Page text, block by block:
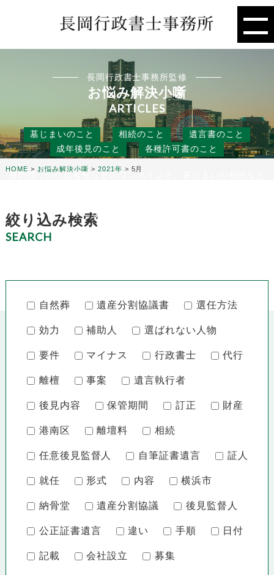
長岡行政書士事務所監修
お悩み解決小噺
ARTICLES
墓じまいのこと 相続のこと
遺言書のこと
成年後見のこと
各種許可書のこと
身の回りの行政書類などのワンポイント、墓じまいや相続など
ネになる小噺をお届けします。
HOME > お悩み解決小噺 > 2021年 > 5月
絞り込み検索
SEARCH
自然葬 遺産分割協議書 選任方法
効力 補助人 選ばれない人物
要件 マイナス 行政書士 代行
離檀 事案 遺言執行者
後見内容 保管期間 訂正 財産
港南区 離壇料 相続
任意後見監督人 自筆証書遺言 証人
就任 形式 内容 横浜市
納骨堂 遺産分割協議 後見監督人
公正証書遺言 違い 手順 日付
記載 会社設立 募集